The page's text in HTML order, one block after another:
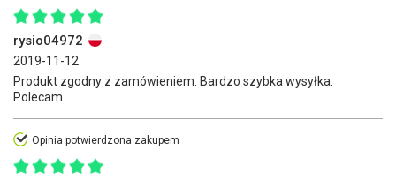
rysio04972
2019-11-12
Produkt zgodny z zamówieniem. Bardzo szybka wysyłka.
Polecam.
Opinia potwierdzona zakupem